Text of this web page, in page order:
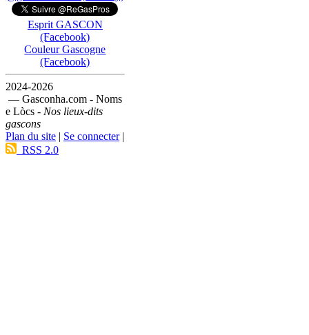
Esprit GASCON
(Facebook)
Couleur Gascogne
(Facebook)
2024-2026
— Gasconha.com - Noms
e Lòcs - Nos lieux-dits
gascons
Plan du site | Se connecter|
RSS 2.0